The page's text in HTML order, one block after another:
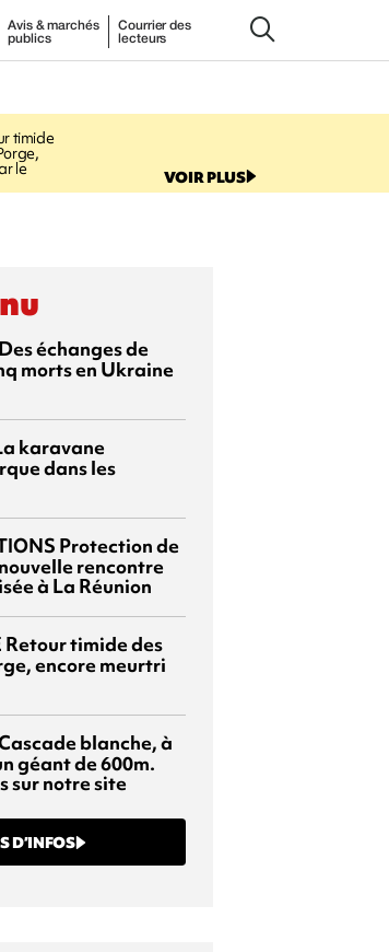
Avis & marchés
publics
Courrier des
lecteurs
timide
le VOIR PLUS
Des échanges de
morts en Ukraine
karavane
dans les
Protection de
rencontre
à La Réunion
Retour timide des
encore meurtri
blanche, à
géant de 600m.
sur notre site
D’INFOS